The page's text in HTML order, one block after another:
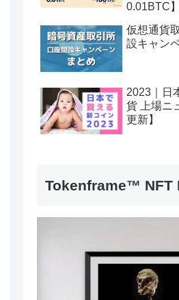
0.01BTC】
仮想通貨
設キャン
2023｜日
貨 上場ニ
更新】
Tokenframe™ NFT